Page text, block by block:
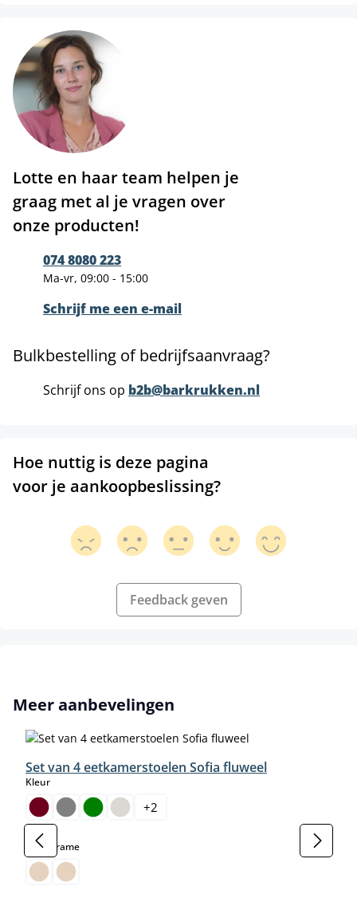
Lotte en haar team helpen je
graag met al je vragen over
onze producten!
074 8080 223
Ma-vr, 09:00 - 15:00
Schrijf me een e-mail
Bulkbestelling of bedrijfsaanvraag?
Schrijf ons op b2b@barkrukken.nl
Hoe nuttig is deze pagina
voor je aankoopbeslissing?
Feedback geven
Productgalerij overslaan
Meer aanbevelingen
Set van 4 eetkamerstoelen Sofia fluweel
Kleurselect
+2
Kleur frameselect